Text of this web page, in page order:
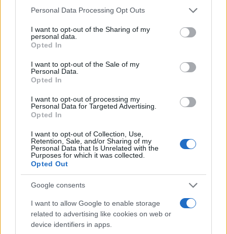
Please note that this website/app uses one or more Google
not limited to your visit or usage behaviour. You may click to
grant or deny consent to Google and its third-party tags to
use your data for below specified purposes in below Google
consent section.
Personal Data Processing Opt Outs
I want to opt-out of the Sharing of my
personal data.
Opted In
I want to opt-out of the Sale of my
Personal Data.
Opted In
I want to opt-out of processing my
Personal Data for Targeted Advertising.
Opted In
I want to opt-out of Collection, Use,
Retention, Sale, and/or Sharing of my
Personal Data that Is Unrelated with the
Purposes for which it was collected.
Opted Out
Google consents
I want to allow Google to enable storage
related to advertising like cookies on web or
device identifiers in apps.
είναι ατομική και μπορεί να εξαργυρωθεί σε
οποιοδήποτε ξενοδοχείο ή τουριστικό κατάλυμα. Δεν
υπάρχει, επίσης, κάποιος γεωγραφικός περιορισμός,
καθώς στο Πρόγραμμα συμμετέχουν τα τουριστικά
καταλύματα όλης της χώρας.
Ειδήσεις σήμερα
Κατώτατος μισθός: Έρχεται ΝΕΑ αύξηση λόγω
ακρίβειας – Δείτε πότε
Fuel Pass 2: Πότε θα πληρωθεί –
Προτεραιότητα στην ψηφιακή κάρτα
ΕΕΤΑΑ Παιδικοί σταθμοί ΕΣΠΑ: Πήραν
παράταση οι αιτήσεις